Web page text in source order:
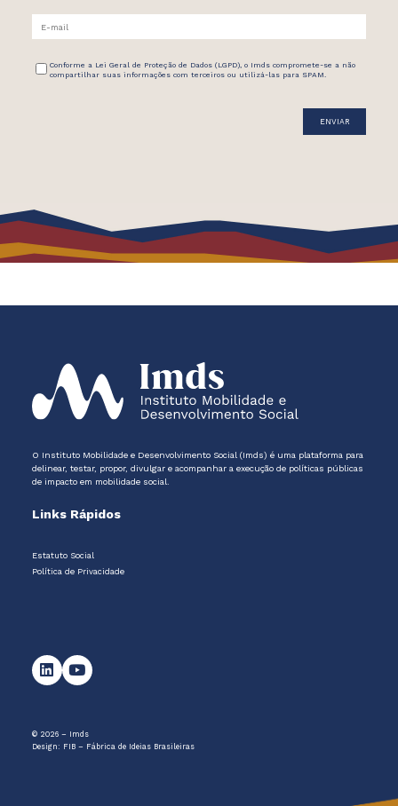
Conforme a Lei Geral de Proteção de Dados (LGPD), o Imds compromete-se a não
compartilhar suas informações com terceiros ou utilizá-las para SPAM.
O Instituto Mobilidade e Desenvolvimento Social (Imds) é uma plataforma para
delinear, testar, propor, divulgar e acompanhar a execução de políticas públicas
de impacto em mobilidade social.
Links Rápidos
Estatuto Social
Política de Privacidade
© 2026 – Imds
Design: FIB – Fábrica de Ideias Brasileiras